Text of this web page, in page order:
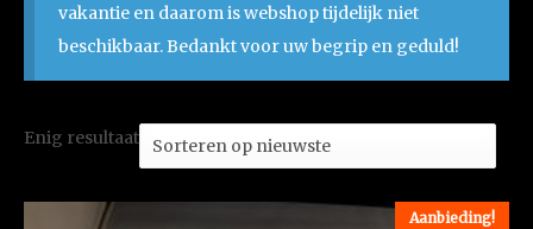
vakantie en daarom is webshop tijdelijk niet
beschikbaar. Bedankt voor uw begrip en geduld!
Enig resultaat
Aanbieding!